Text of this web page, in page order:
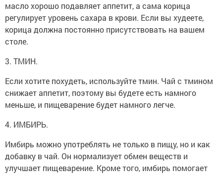
масло хорошо подавляет аппетит, а сама корица
регулирует уровень сахара в крови. Если вы худеете,
корица должна постоянно присутствовать на вашем
столе.
3. ТМИН.
Если хотите похудеть, используйте тмин. Чай с тмином
снижает аппетит, поэтому вы будете есть намного
меньше, и пищеварение будет намного легче.
4. ИМБИРЬ.
Имбирь можно употреблять не только в пищу, но и как
добавку в чай. Он нормализует обмен веществ и
улучшает пищеварение. Кроме того, имбирь помогает